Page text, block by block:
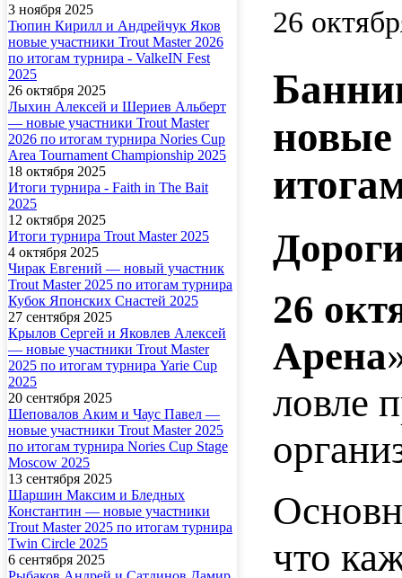
3 ноября 2025
Тюпин Кирилл и Андрейчук Яков
новые участники Trout Master 2026
по итогам турнира - ValkeIN Fest
2025
26 октября 2025
Лыхин Алексей и Шериев Альберт
— новые участники Trout Master
2026 по итогам турнира Nories Cup
Area Tournament Championship 2025
18 октября 2025
Итоги турнира - Faith in The Bait
2025
12 октября 2025
Итоги турнира Trout Master 2025
4 октября 2025
Чирак Евгений — новый участник
Trout Master 2025 по итогам турнира
Кубок Японских Снастей 2025
27 сентября 2025
Крылов Сергей и Яковлев Алексей
— новые участники Trout Master
2025 по итогам турнира Yarie Cup
2025
20 сентября 2025
Шеповалов Аким и Чаус Павел —
новые участники Trout Master 2025
по итогам турнира Nories Cup Stage
Moscow 2025
13 сентября 2025
Шаршин Максим и Бледных
Константин — новые участники
Trout Master 2025 по итогам турнира
Twin Circle 2025
6 сентября 2025
26
новые
26
Арена
ловле
что